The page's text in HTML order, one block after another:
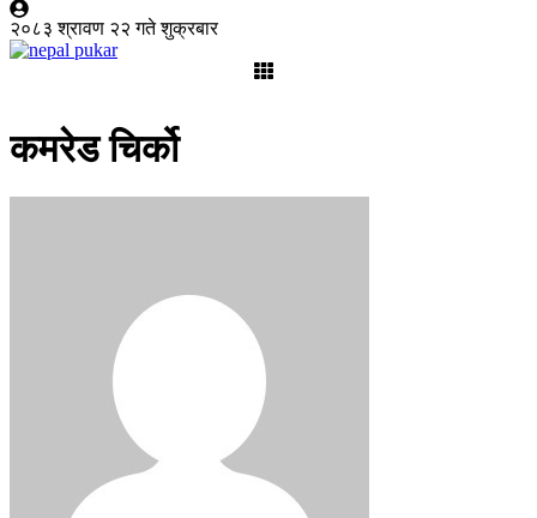
२०८३ श्रावण २२ गते शुक्रबार
कमरेड चिर्को